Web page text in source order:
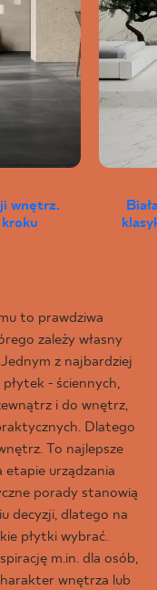
wnętrz.
to prawdziwa
zależy własny
z najbardziej
- ściennych,
i do wnętrz,
Dlatego
To najlepsze
urządzania
porady stanowią
decyzji, dlatego na
płytki wybrać.
m.in. dla osób,
wnętrza lub